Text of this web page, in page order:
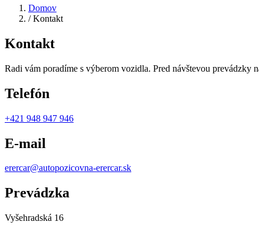
Domov
/ Kontakt
Kontakt
Radi vám poradíme s výberom vozidla. Pred návštevou prevádzky
Telefón
+421 948 947 946
E-mail
erercar@autopozicovna-erercar.sk
Prevádzka
Vyšehradská 16